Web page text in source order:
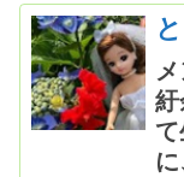
紆
て